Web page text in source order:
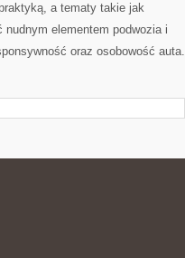
a tematy takie jak
nudnym elementem podwozia i
oraz osobowość auta.